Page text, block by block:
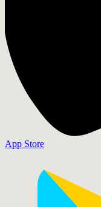
App Store